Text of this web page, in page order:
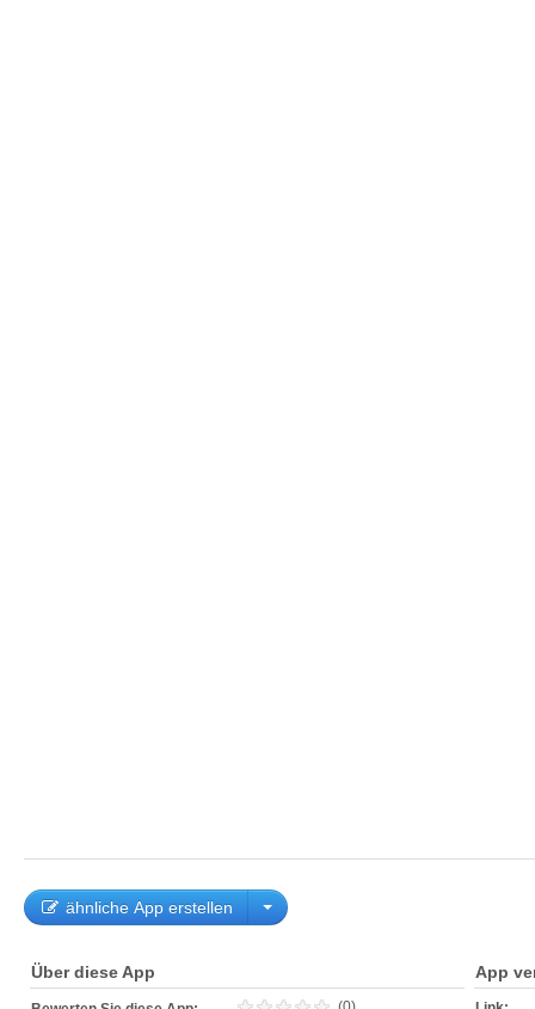
ähnliche App erstellen
Über diese App App